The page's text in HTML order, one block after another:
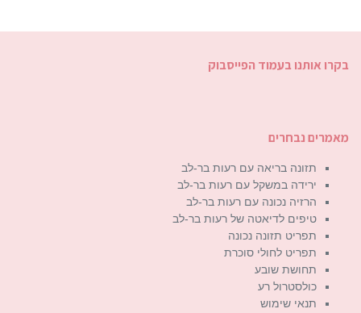
בקרו אותנו בעמוד הפייסבוק
מאמרים נבחרים
תזונה בריאה עם רעות בר-לב
ירידה במשקל עם רעות בר-לב
הרזיה נכונה עם רעות בר-לב
טיפים לדיאטה של רעות בר-לב
תפריט תזונה נכונה
תפריט לחולי סוכרת
תחושת שובע
כולסטרול רע
תנאי שימוש